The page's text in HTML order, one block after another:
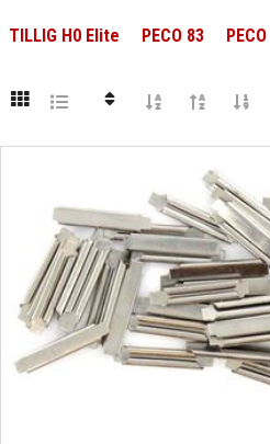
TILLIG H0 Elite PECO 83